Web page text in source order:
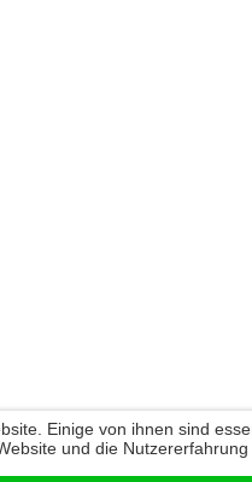
Einige von ihnen sind
und die